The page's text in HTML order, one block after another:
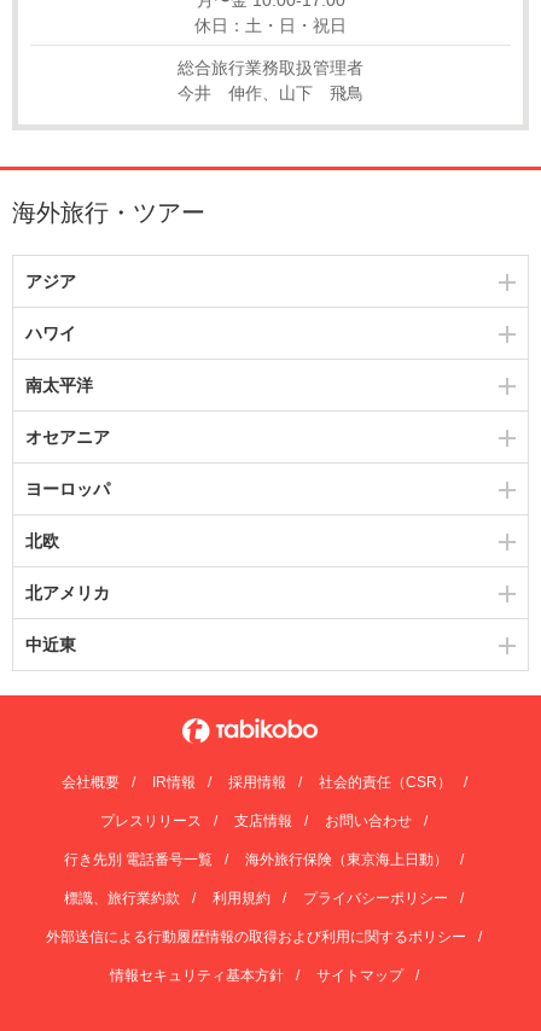
休日：土・日・祝日
総合旅行業務取扱管理者
今井 伸作、山下 飛鳥
海外旅行・ツアー
アジア
ハワイ
南太平洋
オセアニア
ヨーロッパ
北欧
北アメリカ
中近東
会社概要 IR情報 採用情報 社会的責任（CSR）
プレスリリース 支店情報 お問い合わせ
行き先別 電話番号一覧 海外旅行保険（東京海上日動）
標識、旅行業約款 利用規約 プライバシーポリシー
外部送信による行動履歴情報の取得および利用に関するポリシー
情報セキュリティ基本方針 サイトマップ